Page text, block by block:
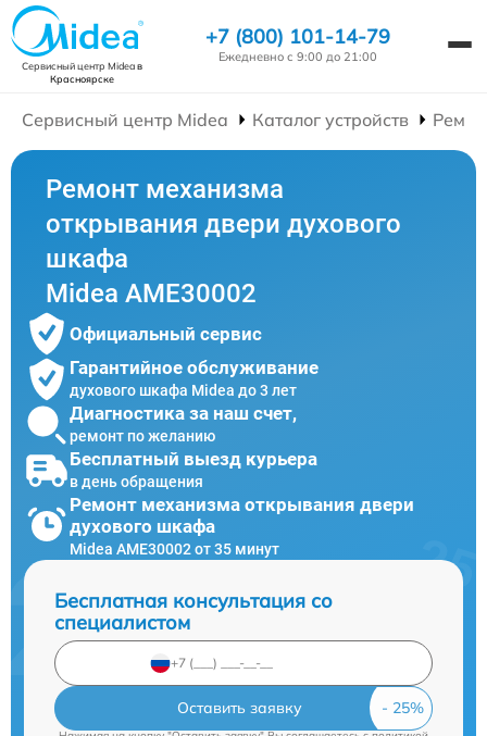
Сервисный центр Mideaв
Красноярске
+7 (800) 101-14-79
Ежедневно с 9:00 до 21:00
Сервисный центр Midea Каталог устройств
Ремонт механизма
открывания двери духового
шкафа
Midea AME30002
Официальный сервис
Гарантийное обслуживание
духового шкафа Midea до 3 лет
Диагностика за наш счет,
ремонт по желанию
Бесплатный выезд курьера
в день обращения
Ремонт механизма открывания двери
духового шкафа
Midea AME30002 от 35 минут
Бесплатная консультация со
специалистом
Оставить заявку